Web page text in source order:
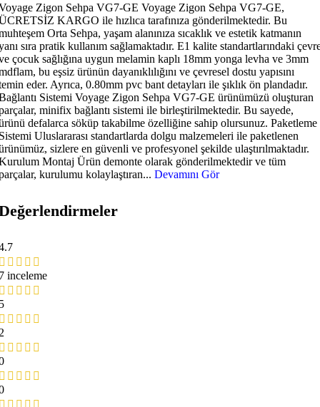
Zigon Sehpa VG7-GE Voyage Zigon Sehpa VG7-GE,
KARGO ile hızlıca tarafınıza gönderilmektedir. Bu
Orta Sehpa, yaşam alanınıza sıcaklık ve estetik katmanın
sıra pratik kullanım sağlamaktadır. E1 kalite standartlarındaki
çocuk sağlığına uygun melamin kaplı 18mm yonga levha ve 3mm
bu eşsiz ürünün dayanıklılığını ve çevresel dostu yapısını
eder. Ayrıca, 0.80mm pvc bant detayları ile şıklık ön plandadır.
Sistemi Voyage Zigon Sehpa VG7-GE ürünümüzü oluşturan
minifix bağlantı sistemi ile birleştirilmektedir. Bu sayede,
defalarca söküp takabilme özelliğine sahip olursunuz. Paketleme
Uluslararası standartlarda dolgu malzemeleri ile paketlenen
sizlere en güvenli ve profesyonel şekilde ulaştırılmaktadır.
Montaj Ürün demonte olarak gönderilmektedir ve tüm
kurulumu kolaylaştıran... Devamını Gör
inceleme